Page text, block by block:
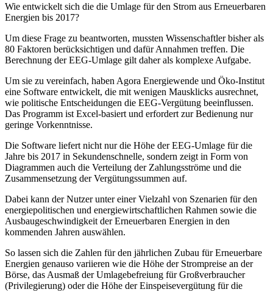
Wie entwickelt sich die die Umlage für den Strom aus Erneuerbaren
Energien bis 2017?
Um diese Frage zu beantworten, mussten Wissenschaftler bisher als
80 Faktoren berücksichtigen und dafür Annahmen treffen. Die
Berechnung der EEG-Umlage gilt daher als komplexe Aufgabe.
Um sie zu vereinfach, haben Agora Energiewende und Öko-Institut
eine Software entwickelt, die mit wenigen Mausklicks ausrechnet,
wie politische Entscheidungen die EEG-Vergütung beeinflussen.
Das Programm ist Excel-basiert und erfordert zur Bedienung nur
geringe Vorkenntnisse.
Die Software liefert nicht nur die Höhe der EEG-Umlage für die
Jahre bis 2017 in Sekundenschnelle, sondern zeigt in Form von
Diagrammen auch die Verteilung der Zahlungsströme und die
Zusammensetzung der Vergütungssummen auf.
Dabei kann der Nutzer unter einer Vielzahl von Szenarien für den
energiepolitischen und energiewirtschaftlichen Rahmen sowie die
Ausbaugeschwindigkeit der Erneuerbaren Energien in den
kommenden Jahren auswählen.
So lassen sich die Zahlen für den jährlichen Zubau für Erneuerbare
Energien genauso variieren wie die Höhe der Strompreise an der
Börse, das Ausmaß der Umlagebefreiung für Großverbraucher
(Privilegierung) oder die Höhe der Einspeisevergütung für die